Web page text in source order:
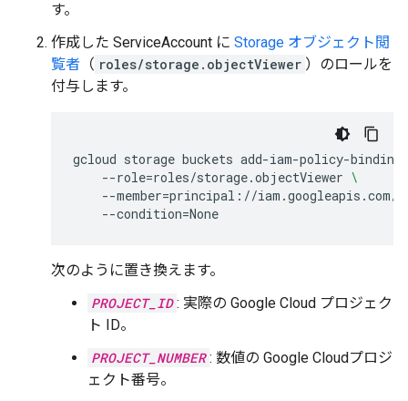
す。
作成した ServiceAccount に Storage オブジェクト閲
覧者 （ roles/storage.objectViewer ）のロールを
付与します。
gcloud storage buckets add-iam-policy-binding
--role=roles/storage.objectViewer \
--member=principal://iam.googleapis.com/
--condition=
次のように置き換えます。
PROJECT_ID : 実際の Google Cloud プロジェク
ト ID。
PROJECT_NUMBER : 数値の Google Cloudプロジ
ェクト番号。